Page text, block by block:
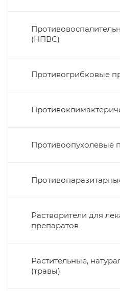
(НПВС)
Противогрибковые
Противоопухолевые
Растворители для
препаратов
Растительные,
(травы)